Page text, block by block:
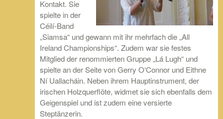
Kontakt. Sie
spielte in der
Céilí-Band
„Siamsa“ und gewann mit ihr mehrfach die „All
Ireland Championships“. Zudem war sie festes
Mitglied der renommierten Gruppe „Lá Lugh“ und
spielte an der Seite von Gerry O‘Connor und Eithne
Ní Uallacháin. Neben ihrem Hauptinstrument, der
irischen Holzquerflöte, widmet sie sich ebenfalls dem
Geigenspiel und ist zudem eine versierte
Steptänzerin.